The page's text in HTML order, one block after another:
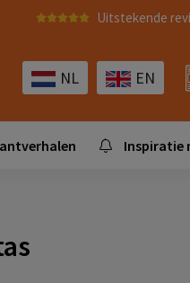
Uitstekende
NL EN
Inspiratie